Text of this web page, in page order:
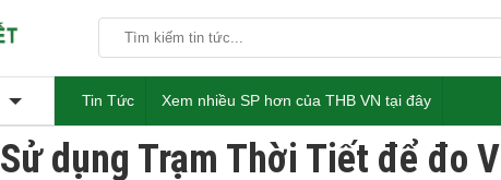
Tin Tức Xem nhiều SP hơn của THB VN tại đây
Sử dụng Trạm Thời Tiết để đo